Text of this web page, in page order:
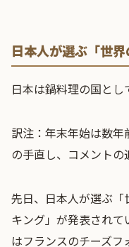
日本人が選ぶ「世
日本は鍋料理の国とし
訳注：年末年始は数
の手直し、コメントの
先日、日本人が選ぶ
キング」が発表され
はフランスのチーズ